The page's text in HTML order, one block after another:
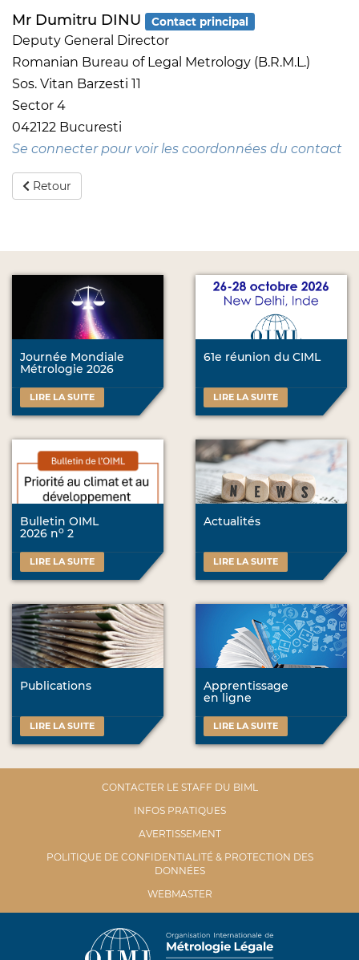
Mr Dumitru DINU Contact principal
Deputy General Director
Romanian Bureau of Legal Metrology (B.R.M.L.)
Sos. Vitan Barzesti 11
Sector 4
042122 Bucuresti
Se connecter pour voir les coordonnées du contact
Retour
Journée Mondiale
Métrologie 2026
LIRE LA SUITE
61e réunion du CIML
LIRE LA SUITE
Bulletin OIML
2026 no 2
LIRE LA SUITE
Actualités
LIRE LA SUITE
Publications
LIRE LA SUITE
Apprentissage
en ligne
LIRE LA SUITE
CONTACTER LE STAFF DU BIML
INFOS PRATIQUES
AVERTISSEMENT
POLITIQUE DE CONFIDENTIALITÉ & PROTECTION DES
DONNÉES
WEBMASTER